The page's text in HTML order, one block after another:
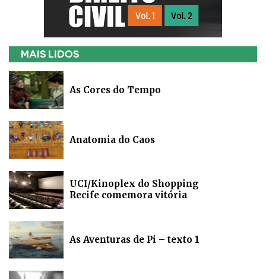
MAIS LIDOS
As Cores do Tempo
Anatomia do Caos
UCI/Kinoplex do Shopping
Recife comemora vitória
As Aventuras de Pi – texto 1